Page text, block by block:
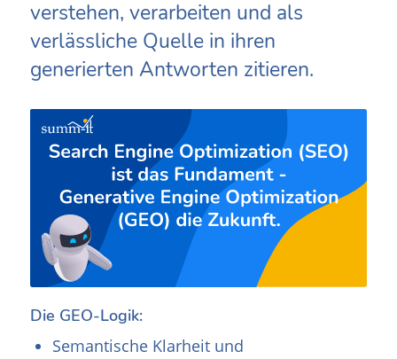
verstehen, verarbeiten und als
verlässliche Quelle in ihren
generierten Antworten zitieren.
Die GEO-Logik:
Semantische Klarheit und